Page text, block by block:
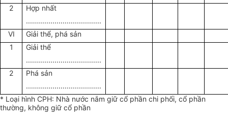
2
Hợp nhất
.....................................
VI
Giải thể, phá sản
1
Giải thể
.....................................
2
Phá sản
.....................................
* Loại hình CPH: Nhà nước nắm giữ cổ phần chi phối, cổ phần
thường, không giữ cổ phần